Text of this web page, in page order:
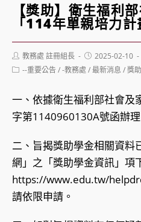
【獎助】衛生福利
「114年單親培力
Post
author:
教務處 註冊組長
Post
published:
2025-02-10
Post--重要公告/-教務處 /最新消息 /獎
一、依據衛生福利部社會及
字第1140960130A號函辦理
二、旨揭獎助學金相關資料
網」之「獎助學金資訊」項
https://www.edu.tw/
請依限申請。